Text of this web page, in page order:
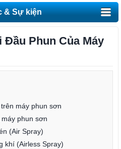
& Sự kiện
Đầu Phun Của Máy
máy phun sơn
phun sơn
(Air Spray)
khí (Airless Spray)